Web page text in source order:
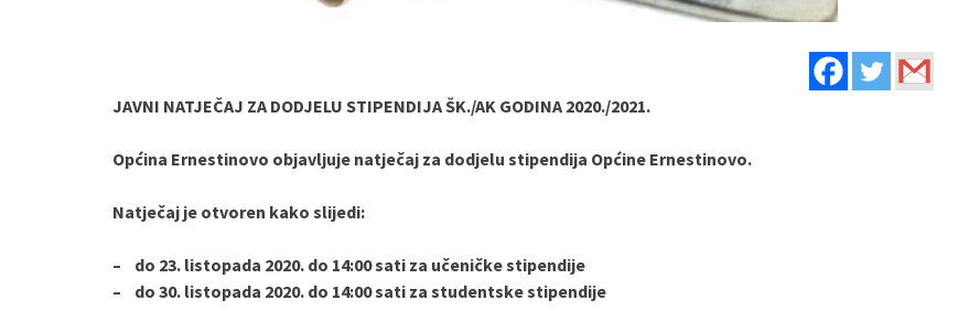
JAVNI NATJEČAJ ZA DODJELU STIPENDIJA ŠK./AK GODINA 2020./2021.
Općina Ernestinovo objavljuje natječaj za dodjelu stipendija Općine Ernestinovo.
Natječaj je otvoren kako slijedi:
– do 23. listopada 2020. do 14:00 sati za učeničke stipendije
– do 30. listopada 2020. do 14:00 sati za studentske stipendije